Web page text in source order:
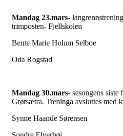
Mandag 23.mars-
trimposten- Fjellskolen
Bente Marie Holum Selboe
Oda Rogstad
Mandag 30.mars- sesongens
Grøtsætra. Treninga avsluttes med
Synne Haande Sørensen